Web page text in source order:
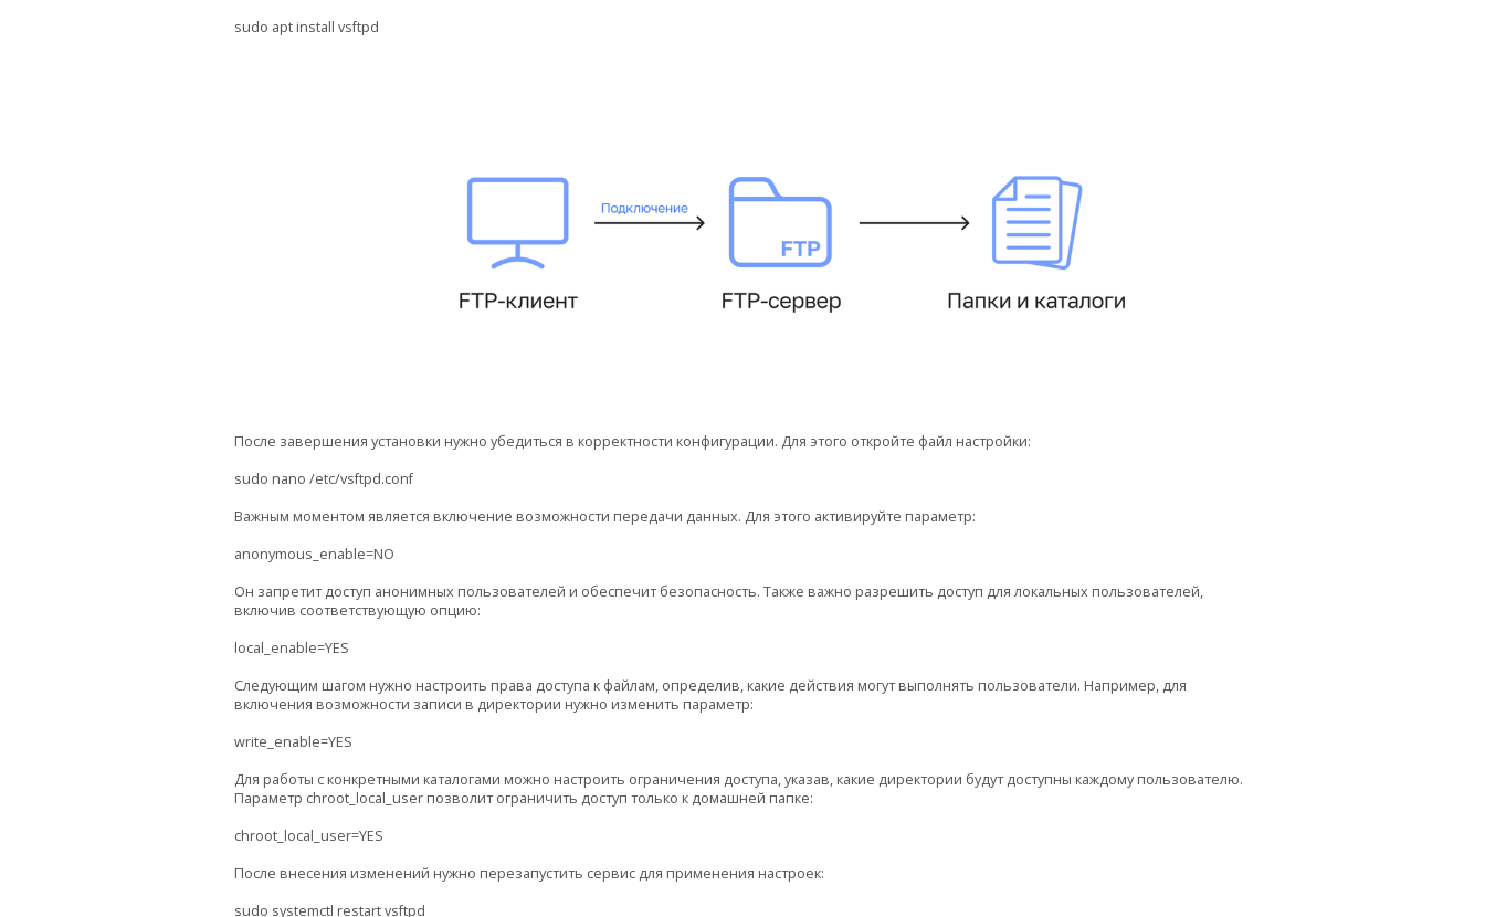
sudo apt install vsftpd
После завершения установки нужно убедиться в корректности конфигурации. Для этого откройте файл настройки:
sudo nano /etc/vsftpd.conf
Важным моментом является включение возможности передачи данных. Для этого активируйте параметр:
anonymous_enable=NO
Он запретит доступ анонимных пользователей и обеспечит безопасность. Также важно разрешить доступ для локальных пользователей,
включив соответствующую опцию:
local_enable=YES
Следующим шагом нужно настроить права доступа к файлам, определив, какие действия могут выполнять пользователи. Например, для
включения возможности записи в директории нужно изменить параметр:
write_enable=YES
Для работы с конкретными каталогами можно настроить ограничения доступа, указав, какие директории будут доступны каждому пользователю.
Параметр chroot_local_user позволит ограничить доступ только к домашней папке:
chroot_local_user=YES
После внесения изменений нужно перезапустить сервис для применения настроек:
sudo systemctl restart vsftpd